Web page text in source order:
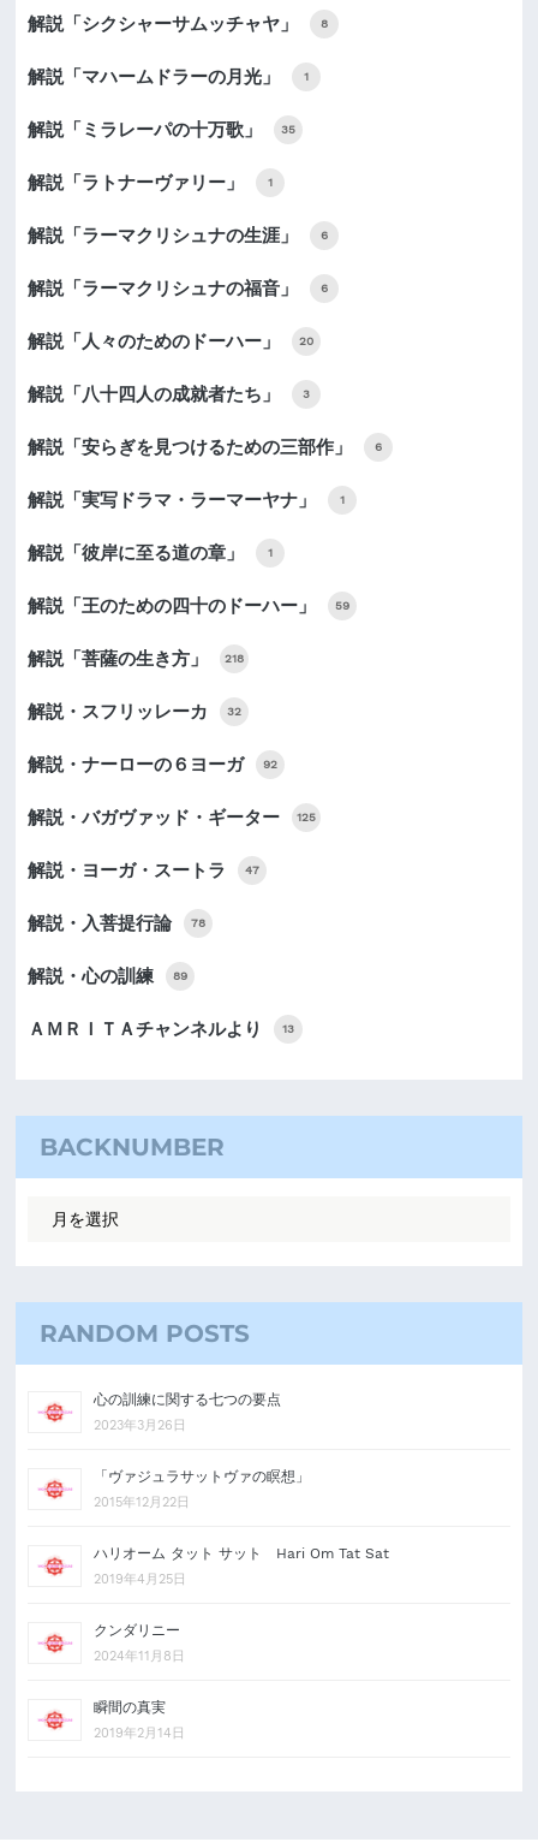
解説「シクシャーサムッチャヤ」 8
解説「マハームドラーの月光」 1
解説「ミラレーパの十万歌」 35
解説「ラトナーヴァリー」 1
解説「ラーマクリシュナの生涯」 6
解説「ラーマクリシュナの福音」 6
解説「人々のためのドーハー」 20
解説「八十四人の成就者たち」 3
解説「安らぎを見つけるための三部作」 6
解説「実写ドラマ・ラーマーヤナ」 1
解説「彼岸に至る道の章」 1
解説「王のための四十のドーハー」 59
解説「菩薩の生き方」 218
解説・スフリッレーカ 32
解説・ナーローの６ヨーガ 92
解説・バガヴァッド・ギーター 125
解説・ヨーガ・スートラ 47
解説・入菩提行論 78
解説・心の訓練 89
ＡＭＲＩＴＡチャンネルより 13
BACKNUMBER
RANDOM POSTS
心の訓練に関する七つの要点
2023年3月26日
「ヴァジュラサットヴァの瞑想」
2015年12月22日
ハリオーム タット サット Hari Om Tat Sat
2019年4月25日
クンダリニー
2024年11月8日
瞬間の真実
2019年2月14日